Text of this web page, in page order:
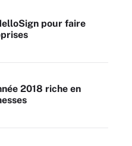
pour faire
2018 riche en